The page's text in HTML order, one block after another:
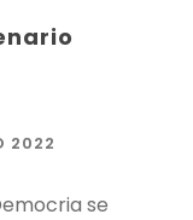
2022
se